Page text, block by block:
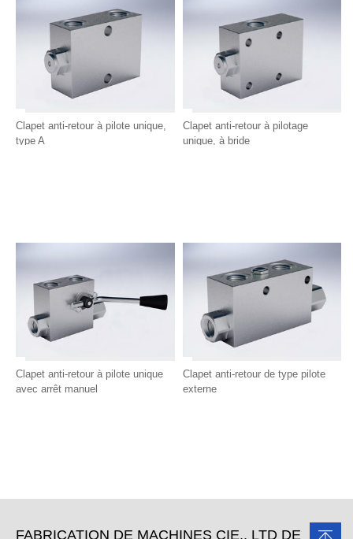
Clapet anti-retour à pilote unique,
type A
Clapet anti-retour à pilotage
unique, à bride
Clapet anti-retour à pilote unique
avec arrêt manuel
Clapet anti-retour de type pilote
externe
FABRICATION DE MACHINES CIE., LTD DE